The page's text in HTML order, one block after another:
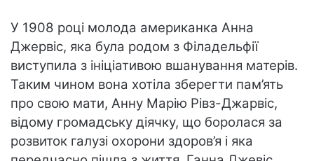
У 1908 році молода американка Анна
Джервіс, яка була родом з Філадельфії
виступила з ініціативою вшанування матерів.
Таким чином вона хотіла зберегти пам’ять
про свою мати, Анну Марію Рівз-Джарвіс,
відому громадську діячку, що боролася за
розвиток галузі охорони здоров’я і яка